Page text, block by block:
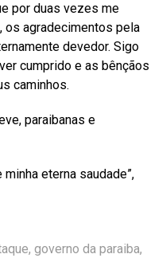
por duas vezes me
os agradecimentos pela
devedor. Sigo
cumprido e as bênçãos
caminhos.
paraibanas e
eterna saudade”,
, governo da paraiba,